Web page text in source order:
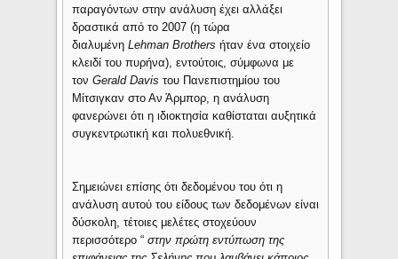
παραγόντων στην ανάλυση έχει αλλάξει
δραστικά από το 2007 (η τώρα
διαλυμένη Lehman Brothers ήταν ένα στοιχείο
κλειδί του πυρήνα), εντούτοις, σύμφωνα με
τονGerald Davis του Πανεπιστημίου του
Μίτσιγκαν στο Αν Άρμπορ, η ανάλυση
φανερώνει ότι η ιδιοκτησία καθίσταται αυξητικά
συγκεντρωτική και πολυεθνική.
Σημειώνει επίσης ότι δεδομένου του ότι η
ανάλυση αυτού του είδους των δεδομένων είναι
δύσκολη, τέτοιες μελέτες στοχεύουν
περισσότερο “στην πρώτη εντύπωση της